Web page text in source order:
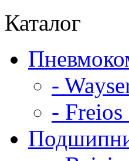
Каталог
-
- Freios